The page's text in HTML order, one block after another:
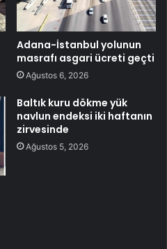
Adana-İstanbul yolunun
masrafı asgari ücreti geçti
Ağustos 6, 2026
Baltık kuru dökme yük
navlun endeksi iki haftanın
zirvesinde
Ağustos 5, 2026